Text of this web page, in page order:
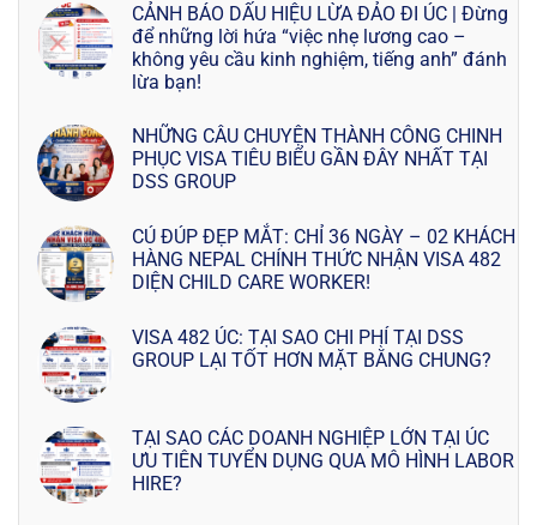
CẢNH BÁO DẤU HIỆU LỪA ĐẢO ĐI ÚC | Đừng
để những lời hứa “việc nhẹ lương cao –
không yêu cầu kinh nghiệm, tiếng anh” đánh
lừa bạn!
NHỮNG CÂU CHUYỆN THÀNH CÔNG CHINH
PHỤC VISA TIÊU BIỂU GẦN ĐÂY NHẤT TẠI
DSS GROUP
CÚ ĐÚP ĐẸP MẮT: CHỈ 36 NGÀY – 02 KHÁCH
HÀNG NEPAL CHÍNH THỨC NHẬN VISA 482
DIỆN CHILD CARE WORKER!
VISA 482 ÚC: TẠI SAO CHI PHÍ TẠI DSS
GROUP LẠI TỐT HƠN MẶT BẰNG CHUNG?
TẠI SAO CÁC DOANH NGHIỆP LỚN TẠI ÚC
ƯU TIÊN TUYỂN DỤNG QUA MÔ HÌNH LABOR
HIRE?